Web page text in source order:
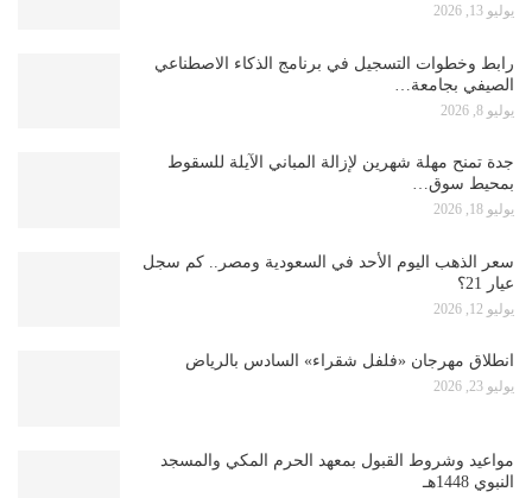
يوليو 13, 2026
رابط وخطوات التسجيل في برنامج الذكاء الاصطناعي
الصيفي بجامعة…
يوليو 8, 2026
جدة تمنح مهلة شهرين لإزالة المباني الآيلة للسقوط
بمحيط سوق…
يوليو 18, 2026
سعر الذهب اليوم الأحد في السعودية ومصر.. كم سجل
عيار 21؟
يوليو 12, 2026
انطلاق مهرجان «فلفل شقراء» السادس بالرياض
يوليو 23, 2026
مواعيد وشروط القبول بمعهد الحرم المكي والمسجد
النبوي 1448هـ